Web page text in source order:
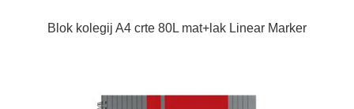
Blok kolegij A4 crte 80L mat+lak Linear Marker